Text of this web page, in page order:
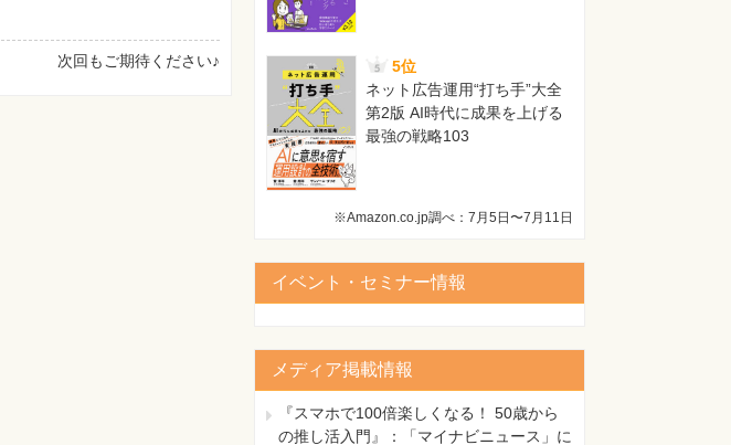
次回もご期待ください♪
5位
ネット広告運用“打ち手”大全
第2版 AI時代に成果を上げる
最強の戦略103
※Amazon.co.jp調べ：7月5日〜7月11日
イベント・セミナー情報
メディア掲載情報
『スマホで100倍楽しくなる！ 50歳から
の推し活入門』：「マイナビニュース」に